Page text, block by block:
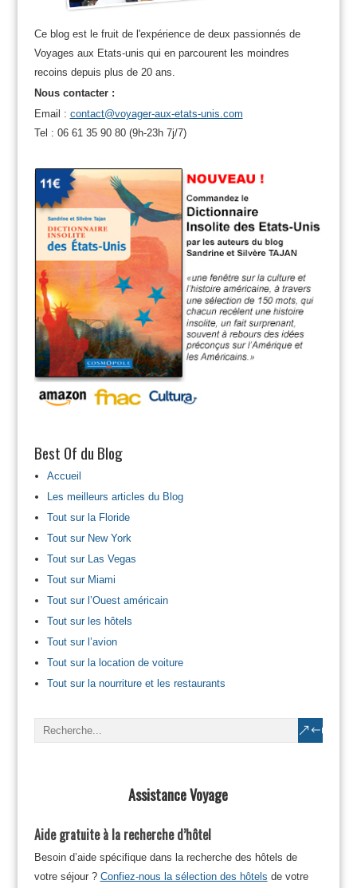
Ce blog est le fruit de l'expérience de deux passionnés de
Voyages aux Etats-unis qui en parcourent les moindres
recoins depuis plus de 20 ans.
Nous contacter :
Email : contact@voyager-aux-etats-unis.com
Tel : 06 61 35 90 80 (9h-23h 7j/7)
Best Of du Blog
Accueil
Les meilleurs articles du Blog
Tout sur la Floride
Tout sur New York
Tout sur Las Vegas
Tout sur Miami
Tout sur l’Ouest américain
Tout sur les hôtels
Tout sur l’avion
Tout sur la location de voiture
Tout sur la nourriture et les restaurants
Assistance Voyage
Aide gratuite à la recherche d’hôtel
Besoin d’aide spécifique dans la recherche des hôtels de
votre séjour ? Confiez-nous la sélection des hôtels de votre